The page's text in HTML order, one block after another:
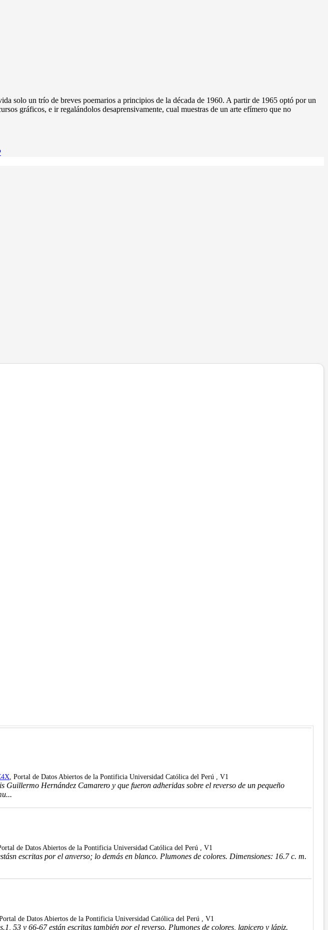
solo un trío de breves poemarios a principios de la década de 1960. A partir de 1965 optó por un
gráficos, e ir regalándolos desaprensivamente, cual muestras de un arte efímero que no
, Portal de Datos Abiertos de la Pontificia Universidad Católica del Perú , V1
Hernández Camarero y que fueron adheridas sobre el reverso de un pequeño
de Datos Abiertos de la Pontificia Universidad Católica del Perú , V1
escritas por el anverso; lo demás en blanco. Plumones de colores. Dimensiones: 16.7 c. m.
de Datos Abiertos de la Pontificia Universidad Católica del Perú , V1
53 y 66-67 están escritas también por el reverso. Plumones de colores, lapicero y lápiz.